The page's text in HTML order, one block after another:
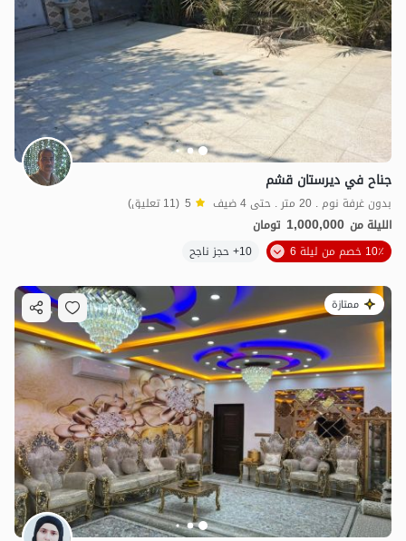
جناح في ديرستان قشم
بدون غرفة نوم . 20 متر . حتى 4 ضيف 5 (11 تعليق)
الليلة من 1,000,000 تومان
10٪ خصم من ليلة 6
10+ حجز ناجح
ممتازة